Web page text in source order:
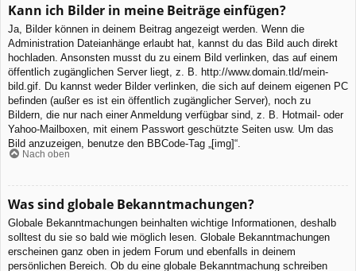
Kann ich Bilder in meine Beiträge einfügen?
Ja, Bilder können in deinem Beitrag angezeigt werden. Wenn die
Administration Dateianhänge erlaubt hat, kannst du das Bild auch direkt
hochladen. Ansonsten musst du zu einem Bild verlinken, das auf einem
öffentlich zugänglichen Server liegt, z. B. http://www.domain.tld/mein-
bild.gif. Du kannst weder Bilder verlinken, die sich auf deinem eigenen PC
befinden (außer es ist ein öffentlich zugänglicher Server), noch zu
Bildern, die nur nach einer Anmeldung verfügbar sind, z. B. Hotmail- oder
Yahoo-Mailboxen, mit einem Passwort geschützte Seiten usw. Um das
Bild anzuzeigen, benutze den BBCode-Tag „[img]“.
Nach oben
Was sind globale Bekanntmachungen?
Globale Bekanntmachungen beinhalten wichtige Informationen, deshalb
solltest du sie so bald wie möglich lesen. Globale Bekanntmachungen
erscheinen ganz oben in jedem Forum und ebenfalls in deinem
persönlichen Bereich. Ob du eine globale Bekanntmachung schreiben